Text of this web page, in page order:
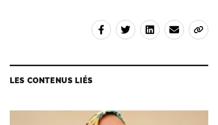
LES CONTENUS LIÉS